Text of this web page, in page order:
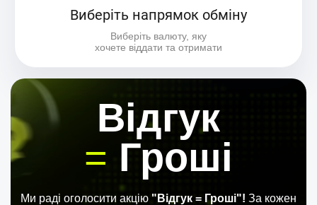
Виберіть напрямок обміну
Виберіть валюту, яку
хочете віддати та отримати
Вiдгук
= Гроші
Ми раді оголосити акцію "Відгук = Гроші"! За кожен